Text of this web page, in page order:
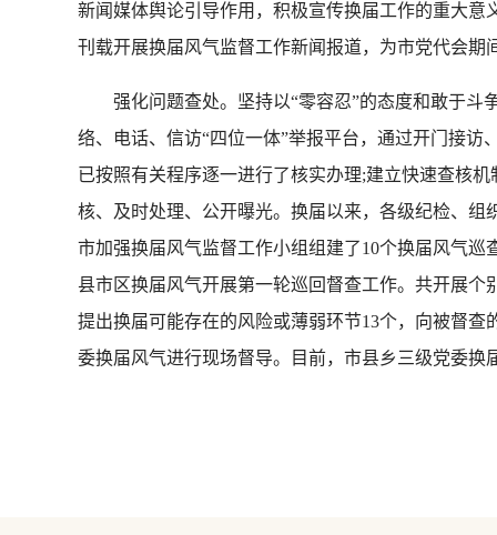
新闻媒体舆论引导作用，积极宣传换届工作的重大
刊载开展换届风气监督工作新闻报道，为市党代会期
强化问题查处。坚持以“零容忍”的态度和敢于斗争
络、电话、信访“四位一体”举报平台，通过开门接
已按照有关程序逐一进行了核实办理;建立快速查核
核、及时处理、公开曝光。换届以来，各级纪检、
市加强换届风气监督工作小组组建了10个换届风气
县市区换届风气开展第一轮巡回督查工作。共开展个
提出换届可能存在的风险或薄弱环节13个，向被督查
委换届风气进行现场督导。目前，市县乡三级党委